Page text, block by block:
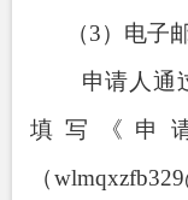
（3）电子
申请人通
填写《申
（